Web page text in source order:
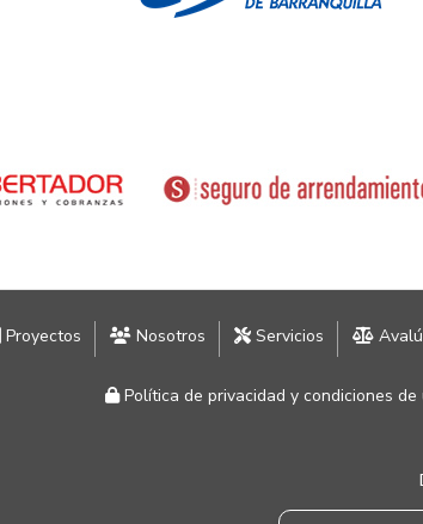
Proyectos Nosotros Servicios
Política de privacidad y condiciones de